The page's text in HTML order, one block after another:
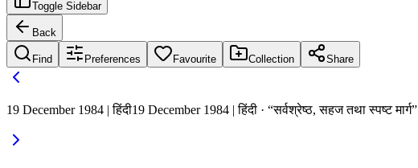
Toggle Sidebar
Back
Find Preferences Favourite Collection Share
19 December 1984 | हिंदी19 December 1984 | हिंदी · “सर्वश्रेष्ठ, सहज तथा स्पष्ट मार्ग”